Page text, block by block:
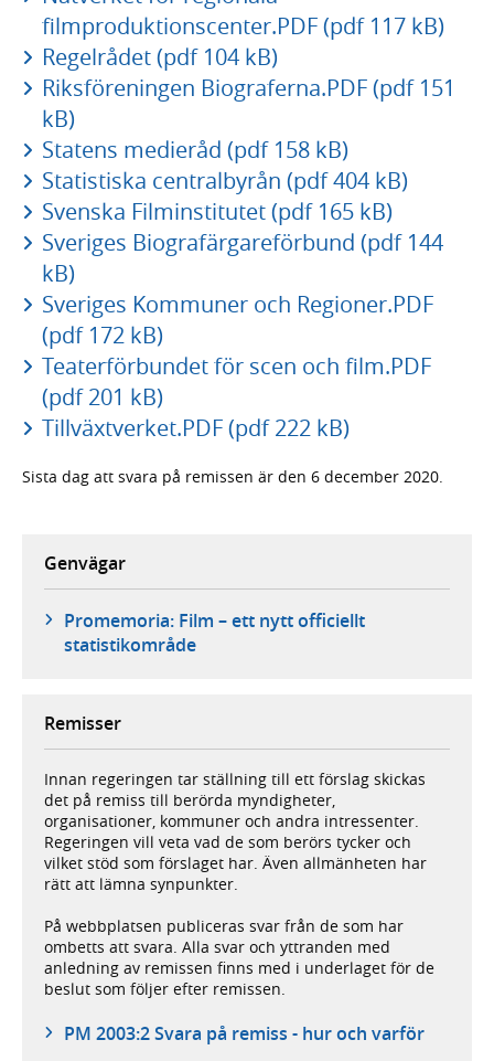
filmproduktionscenter.PDF (pdf 117 kB)
Regelrådet (pdf 104 kB)
Riksföreningen Biograferna.PDF (pdf 151
kB)
Statens medieråd (pdf 158 kB)
Statistiska centralbyrån (pdf 404 kB)
Svenska Filminstitutet (pdf 165 kB)
Sveriges Biografärgareförbund (pdf 144
kB)
Sveriges Kommuner och Regioner.PDF
(pdf 172 kB)
Teaterförbundet för scen och film.PDF
(pdf 201 kB)
Tillväxtverket.PDF (pdf 222 kB)
Sista dag att svara på remissen är den 6 december 2020.
Genvägar
Promemoria: Film – ett nytt officiellt
statistikområde
Remisser
Innan regeringen tar ställning till ett förslag skickas
det på remiss till berörda myndigheter,
organisationer, kommuner och andra intressenter.
Regeringen vill veta vad de som berörs tycker och
vilket stöd som förslaget har. Även allmänheten har
rätt att lämna synpunkter.
På webbplatsen publiceras svar från de som har
ombetts att svara. Alla svar och yttranden med
anledning av remissen finns med i underlaget för de
beslut som följer efter remissen.
PM 2003:2 Svara på remiss - hur och varför